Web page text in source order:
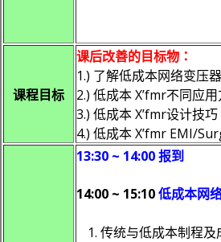
课程目标
课后改善的目标物：
1.) 了解低成本网络变压
2.) 低成本 X’fmr不同应
3.) 低成本 X’fmr设计技
4.) 低成本 X’fmr EMI/
13:30 ~ 14:00报到
14:00 ~ 15:10低成本网
传统与低成本制程及